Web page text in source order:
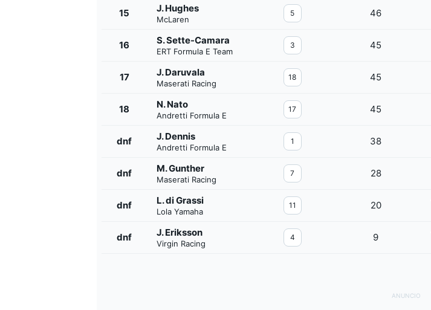
15 J. Hughes
McLaren
5 46
16 S. Sette-Camara
ERT Formula E Team
3 45
17 J. Daruvala
Maserati Racing
18 45
18 N. Nato
Andretti Formula E
17 45
dnf J. Dennis
Andretti Formula E
1 38
dnf M. Gunther
Maserati Racing
7 28
dnf L. di Grassi
Lola Yamaha
11 20
dnf J. Eriksson
Virgin Racing
4 9